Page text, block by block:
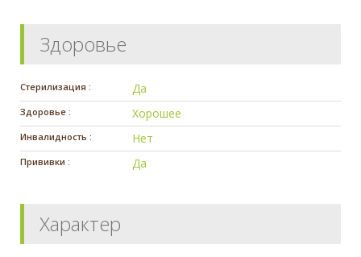
Здоровье
Стерилизация : Да
Здоровье : Хорошее
Инвалидность : Нет
Прививки : Да
Характер